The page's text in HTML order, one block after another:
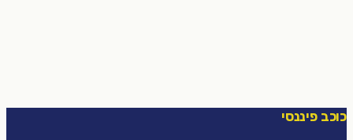
כוכב פיננסי